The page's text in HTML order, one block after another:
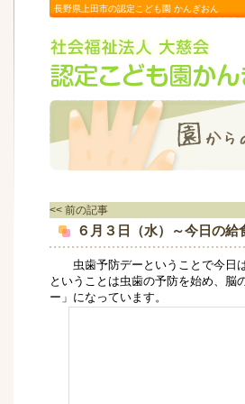
長野県上田市の認定こども園 かんぎおん
<< 前の記事
６月３日（水）～今日の給
虫歯予防デーということで今日は
ということは虫歯の予防を始め、脳
ー」になっています。